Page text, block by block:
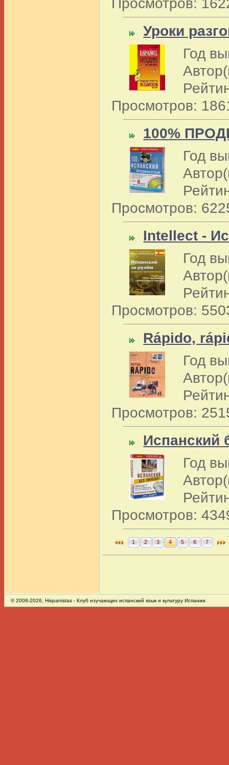
Уроки
Год
Просмотров:
100%
Год
Просмотров:
Intellect -
Год
Просмотров:
Rápido,
Год
Просмотров:
Испанский
Год
Просмотров:
1 2 3 4 5 6 7
© 2008-2026, Hispanistas - Клуб изучающих испанский язык и культуру Испании.